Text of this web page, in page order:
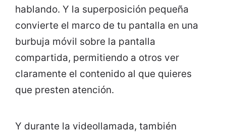
hablando. Y la superposición pequeña
convierte el marco de tu pantalla en una
burbuja móvil sobre la pantalla
compartida, permitiendo a otros ver
claramente el contenido al que quieres
que presten atención.
Y durante la videollamada, también